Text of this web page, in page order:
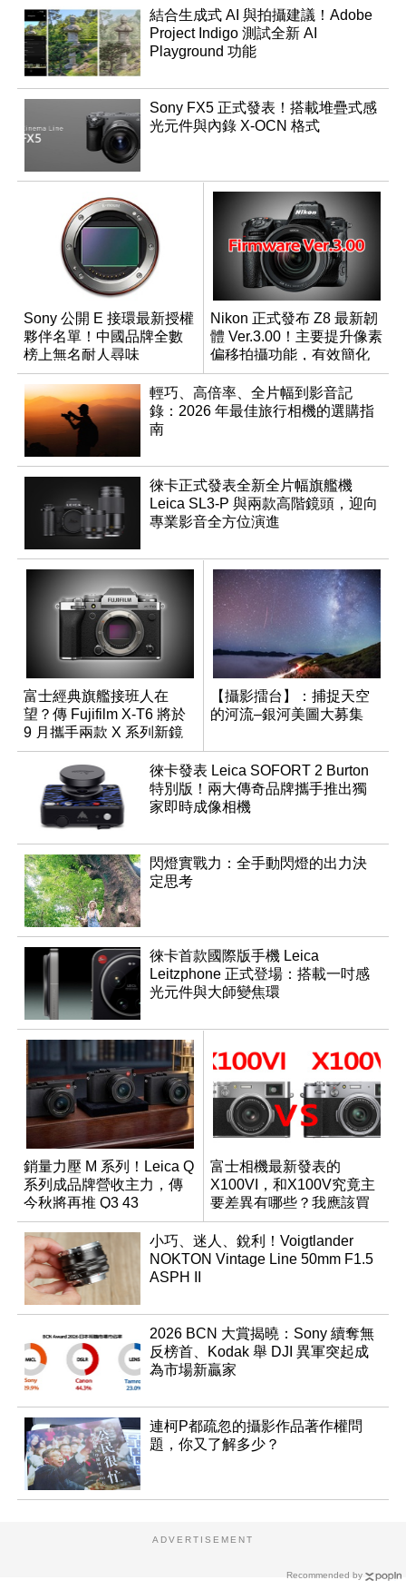
結合生成式 AI 與拍攝建議！Adobe
Project Indigo 測試全新 AI
Playground 功能
Sony FX5 正式發表！搭載堆疊式感
光元件與內錄 X-OCN 格式
Sony 公開 E 接環最新授權
夥伴名單！中國品牌全數
榜上無名耐人尋味
Nikon 正式發布 Z8 最新韌
體 Ver.3.00！主要提升像素
偏移拍攝功能，有效簡化
工作流程
輕巧、高倍率、全片幅到影音記
錄：2026 年最佳旅行相機的選購指
南
徠卡正式發表全新全片幅旗艦機
Leica SL3-P 與兩款高階鏡頭，迎向
專業影音全方位演進
富士經典旗艦接班人在
望？傳 Fujifilm X-T6 將於
9 月攜手兩款 X 系列新鏡
頭登場
【攝影擂台】：捕捉天空
的河流–銀河美圖大募集
徠卡發表 Leica SOFORT 2 Burton
特別版！兩大傳奇品牌攜手推出獨
家即時成像相機
閃燈實戰力：全手動閃燈的出力決
定思考
徠卡首款國際版手機 Leica
Leitzphone 正式登場：搭載一吋感
光元件與大師變焦環
銷量力壓 M 系列！Leica Q
系列成品牌營收主力，傳
今秋將再推 Q3 43
Monochrom
富士相機最新發表的
X100VI，和X100V究竟主
要差異有哪些？我應該買
哪一台？
小巧、迷人、銳利！Voigtlander
NOKTON Vintage Line 50mm F1.5
ASPH II
2026 BCN 大賞揭曉：Sony 續奪無
反榜首、Kodak 舉 DJI 異軍突起成
為市場新贏家
連柯P都疏忽的攝影作品著作權問
題，你又了解多少？
Recommended by
ADVERTISEMENT